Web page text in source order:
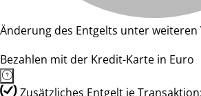
Änderung des Entgelts unter weiteren
Bezahlen mit der Kredit-Karte in Euro
Zusätzliches Entgelt je